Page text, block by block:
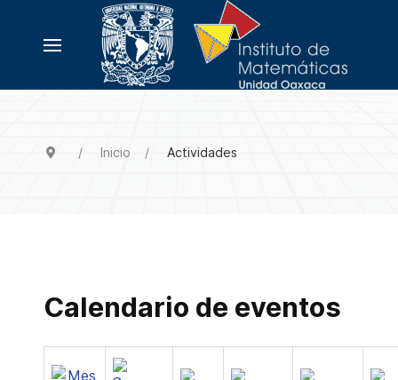
Inicio Actividades
Calendario de eventos